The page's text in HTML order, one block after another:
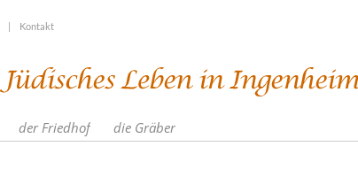
| Kontakt
der Friedhof die Gräber